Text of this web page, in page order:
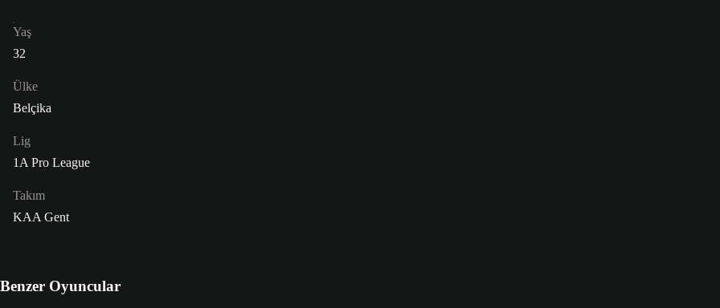
Yaş
32
Ülke
Belçika
Lig
1A Pro League
Takım
KAA Gent
Benzer Oyuncular